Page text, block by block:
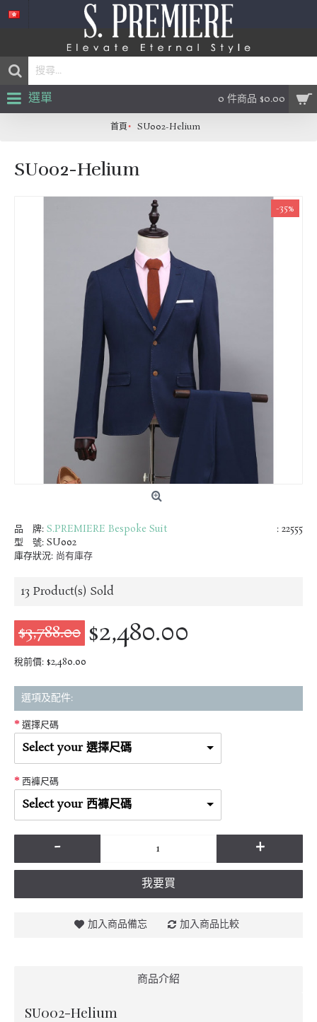
0 件商品 $0.00
選單
首頁 SU002-Helium
SU002-Helium
-35%
: 22555
品 牌: S.PREMIERE Bespoke Suit
型 號: SU002
庫存狀況: 尚有庫存
13 Product(s) Sold
$3,788.00 $2,480.00
稅前價: $2,480.00
選項及配件:
選擇尺碼
Select your 選擇尺碼
西褲尺碼
Select your 西褲尺碼
- +
我要買
加入商品備忘 加入商品比較
商品介紹
SU002-Helium